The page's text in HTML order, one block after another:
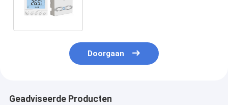
Doorgaan
Geadviseerde Producten